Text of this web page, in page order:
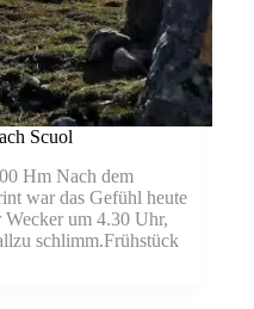
Scuol
Hm Nach dem
war das Gefühl heute
um 4.30 Uhr,
schlimm.Frühstück